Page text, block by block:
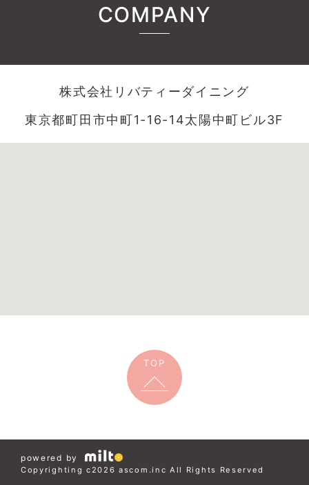
COMPANY
株式会社リバティーダイニング
東京都町田市中町1-16-14太陽中町ビル3F
TOP
powered by
Copyrighting c2026 ascom.inc All Rights Reserved